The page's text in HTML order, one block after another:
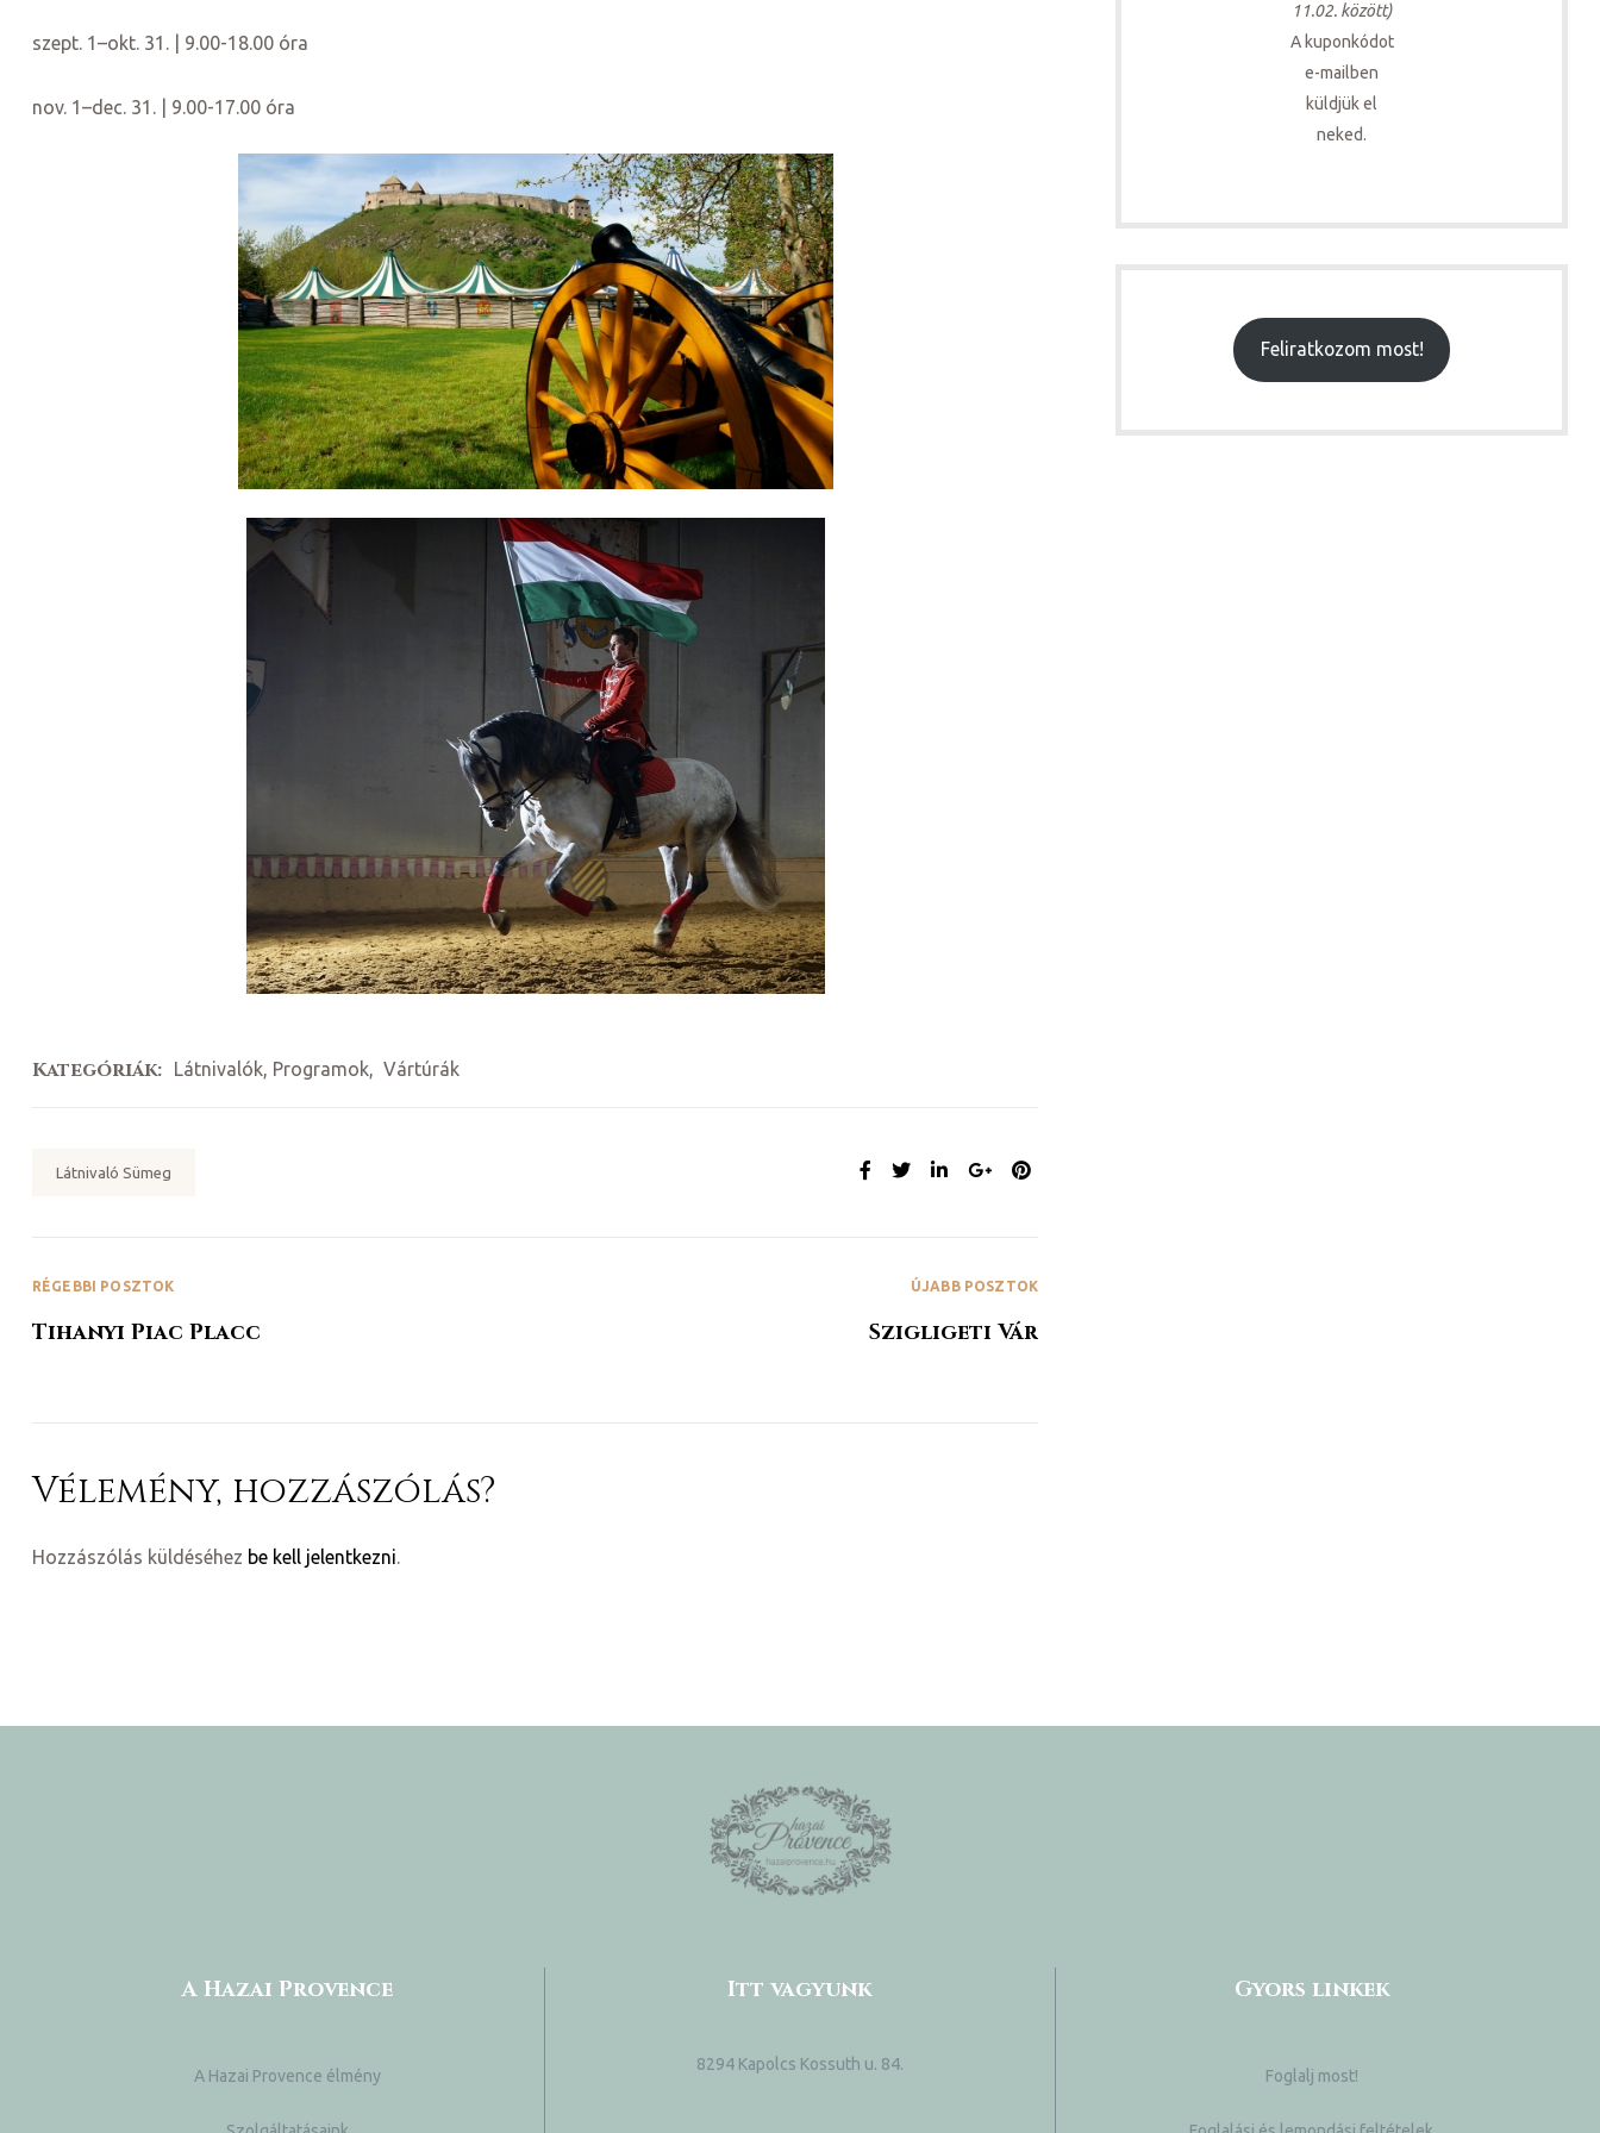
szept. 1–okt. 31. | 9.00-18.00 óra
nov. 1–dec. 31. | 9.00-17.00 óra
Kategóriák: Látnivalók, Programok, Vártúrák
Látnivaló Sümeg MEGOSZTÁS:
RÉGEBBI POSZTOK
Tihanyi Piac Placc
ÚJABB POSZTOK
Szigligeti Vár
Vélemény, hozzászólás?
Hozzászólás küldéséhez be kell jelentkezni.
11.02. között)
A kuponkódot
e-mailben
küldjük el
neked.
Feliratkozom most!
A Hazai Provence
A Hazai Provence élmény
Itt vagyunk
8294 Kapolcs Kossuth u. 84.
Gyors linkek
Foglalj most!